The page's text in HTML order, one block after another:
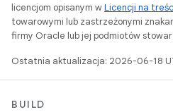
licencjom opisanym wLicencji na
towarowymi lub zastrzeżonymi
firmy Oracle lub jej podmiotów
Ostatnia aktualizacja: 2026-06-18
BUILD